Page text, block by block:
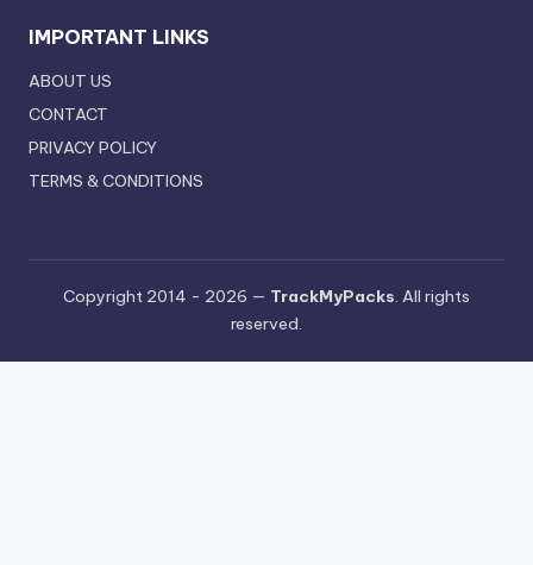
IMPORTANT LINKS
ABOUT US
CONTACT
PRIVACY POLICY
TERMS & CONDITIONS
Copyright 2014 - 2026 — TrackMyPacks. All rights
reserved.